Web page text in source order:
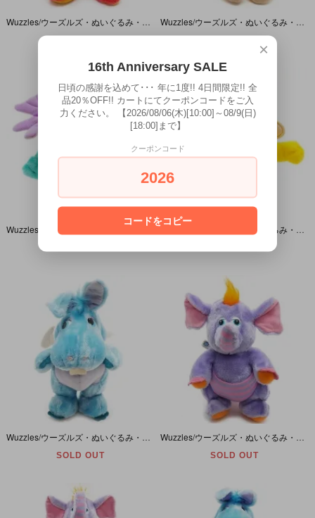
Wuzzles/ウーズルズ・ぬいぐるみ・Koalakeet/コアラキート・1986年・高さ約30cm・HASBRO
Wuzzles/ウーズルズ・ぬいぐるみ・Moosel/ムーセル・1984年・(ヘア含まない)高さ約25cm・HASBRO
SOLD OUT SOLD OUT
×
16th Anniversary SALE
日頃の感謝を込めて･･･ 年に1度!! 4日間限定!! 全
品20％OFF!! カートにてクーポンコードをご入
力ください。 【2026/08/06(木)[10:00]～08/9(日)
[18:00]まで】
クーポンコード
2026
コードをコピー